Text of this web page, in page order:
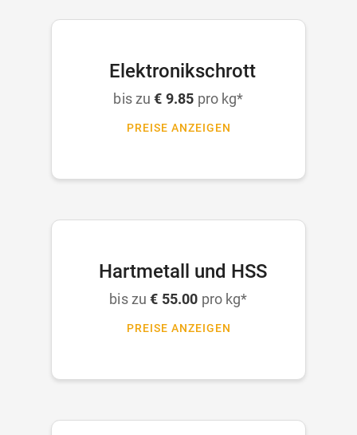
Elektronikschrott
bis zu€ 9.85 pro kg*
PREISE ANZEIGEN
Hartmetall und HSS
bis zu€ 55.00 pro kg*
PREISE ANZEIGEN